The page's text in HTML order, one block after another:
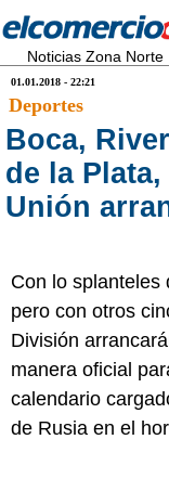
Noticias Zona Norte
01.01.2018 - 22:21
Deportes
Boca,
de la
Unión
Con lo splanteles
pero con otros
División
manera oficial
calendario
de Rusia en el